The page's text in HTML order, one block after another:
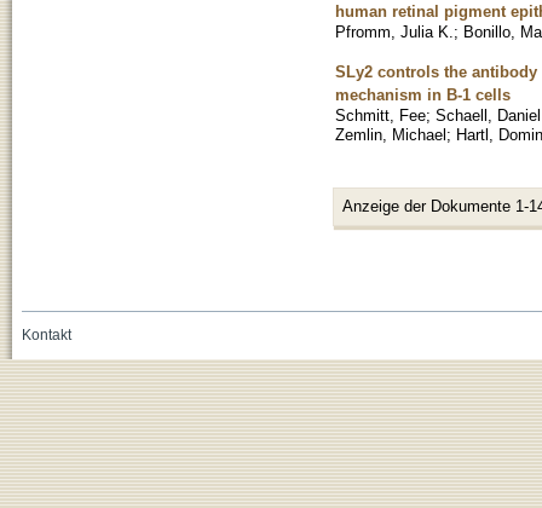
human retinal pigment
Pfromm, Julia K. ; Bonillo,
SLy2 controls the antibody
mechanism in B-1 cells
Schmitt, Fee; Schaell, Daniel
Zemlin, Michael; Hartl,
Anzeige der Dokumente 1-
Kontakt